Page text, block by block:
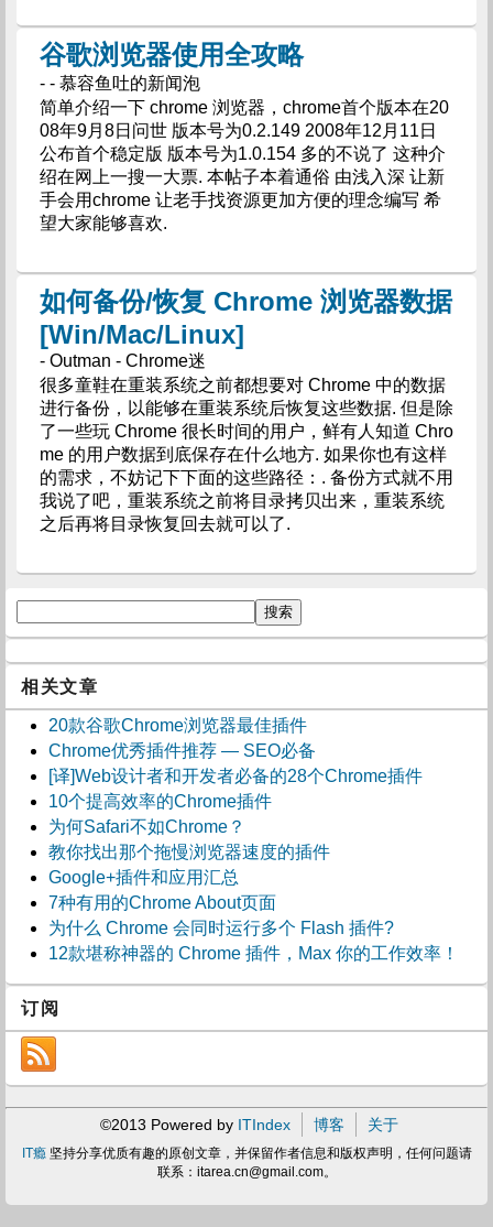
谷歌浏览器使用全攻略
- - 慕容鱼吐的新闻泡
简单介绍一下 chrome 浏览器，chrome首个版本在20
08年9月8日问世 版本号为0.2.149 2008年12月11日
公布首个稳定版 版本号为1.0.154 多的不说了 这种介
绍在网上一搜一大票. 本帖子本着通俗 由浅入深 让新
手会用chrome 让老手找资源更加方便的理念编写 希
望大家能够喜欢.
如何备份/恢复 Chrome 浏览器数据
[Win/Mac/Linux]
- Outman - Chrome迷
很多童鞋在重装系统之前都想要对 Chrome 中的数据
进行备份，以能够在重装系统后恢复这些数据. 但是除
了一些玩 Chrome 很长时间的用户，鲜有人知道 Chro
me 的用户数据到底保存在什么地方. 如果你也有这样
的需求，不妨记下下面的这些路径：. 备份方式就不用
我说了吧，重装系统之前将目录拷贝出来，重装系统
之后再将目录恢复回去就可以了.
相关文章
20款谷歌Chrome浏览器最佳插件
Chrome优秀插件推荐 — SEO必备
[译]Web设计者和开发者必备的28个Chrome插件
10个提高效率的Chrome插件
为何Safari不如Chrome？
教你找出那个拖慢浏览器速度的插件
Google+插件和应用汇总
7种有用的Chrome About页面
为什么 Chrome 会同时运行多个 Flash 插件?
12款堪称神器的 Chrome 插件，Max 你的工作效率！
订阅
©2013 Powered by ITIndex 博客 关于
IT瘾坚持分享优质有趣的原创文章，并保留作者信息和版权声明，任何问题请
联系： itarea.cn@gmail.com。